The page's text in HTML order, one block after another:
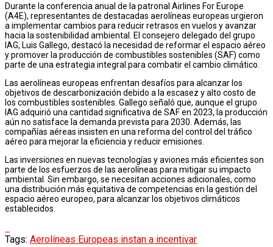
Durante la conferencia anual de la patronal Airlines For Europe
(A4E), representantes de destacadas aerolíneas europeas urgieron
a implementar cambios para reducir retrasos en vuelos y avanzar
hacia la sostenibilidad ambiental. El consejero delegado del grupo
IAG, Luis Gallego, destacó la necesidad de reformar el espacio aéreo
y promover la producción de combustibles sostenibles (SAF) como
parte de una estrategia integral para combatir el cambio climático.
Las aerolíneas europeas enfrentan desafíos para alcanzar los
objetivos de descarbonización debido a la escasez y alto costo de
los combustibles sostenibles. Gallego señaló que, aunque el grupo
IAG adquirió una cantidad significativa de SAF en 2023, la producción
aún no satisface la demanda prevista para 2030. Además, las
compañías aéreas insisten en una reforma del control del tráfico
aéreo para mejorar la eficiencia y reducir emisiones.
Las inversiones en nuevas tecnologías y aviones más eficientes son
parte de los esfuerzos de las aerolíneas para mitigar su impacto
ambiental. Sin embargo, se necesitan acciones adicionales, como
una distribución más equitativa de competencias en la gestión del
espacio aéreo europeo, para alcanzar los objetivos climáticos
establecidos.
Tags: Aerolíneas Europeas instan a incentivar